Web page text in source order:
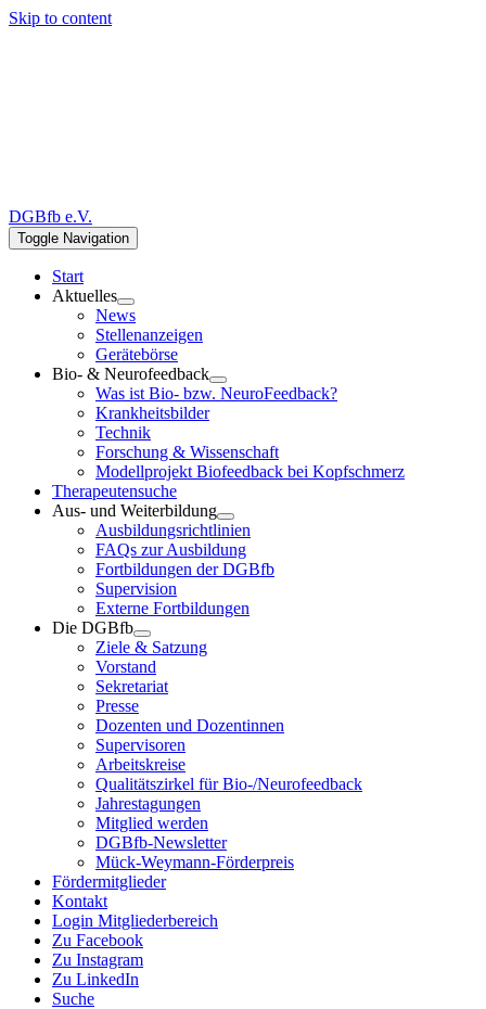
Skip to content
DGBfb e.V.
Toggle Navigation
Start
Aktuelles
News
Stellenanzeigen
Gerätebörse
Bio- & Neurofeedback
Was ist Bio- bzw. NeuroFeedback?
Krankheitsbilder
Technik
Forschung & Wissenschaft
Modellprojekt Biofeedback bei Kopfschmerz
Therapeutensuche
Aus- und Weiterbildung
Ausbildungsrichtlinien
FAQs zur Ausbildung
Fortbildungen der DGBfb
Supervision
Externe Fortbildungen
Die DGBfb
Ziele & Satzung
Vorstand
Sekretariat
Presse
Dozenten und Dozentinnen
Supervisoren
Arbeitskreise
Qualitätszirkel für Bio-/Neurofeedback
Jahrestagungen
Mitglied werden
DGBfb-Newsletter
Mück-Weymann-Förderpreis
Fördermitglieder
Kontakt
Login Mitgliederbereich
Zu Facebook
Zu Instagram
Zu LinkedIn
Suche